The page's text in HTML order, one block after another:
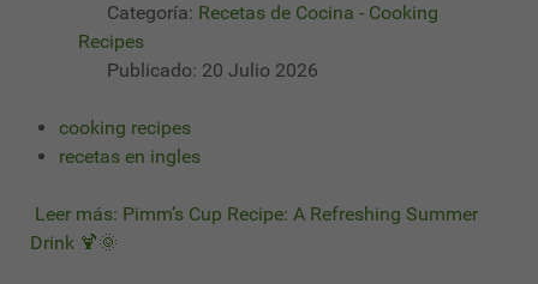
Categoría: Recetas de Cocina - Cooking
Recipes
Publicado: 20 Julio 2026
cooking recipes
recetas en ingles
Leer más: Pimm’s Cup Recipe: A Refreshing Summer
Drink 🍹🌞